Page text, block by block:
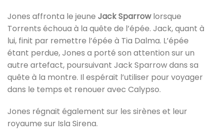
Jones affronta le jeune Jack Sparrowlorsque
Torrents échoua à la quête de l’épée. Jack, quant à
lui, finit par remettre l’épée à Tia Dalma. L’épée
étant perdue, Jones a porté son attention sur un
autre artefact, poursuivant Jack Sparrow dans sa
quête à la montre. Il espérait l’utiliser pour voyager
dans le temps et renouer avec Calypso.
Jones régnait également sur les sirènes et leur
royaume sur Isla Sirena.